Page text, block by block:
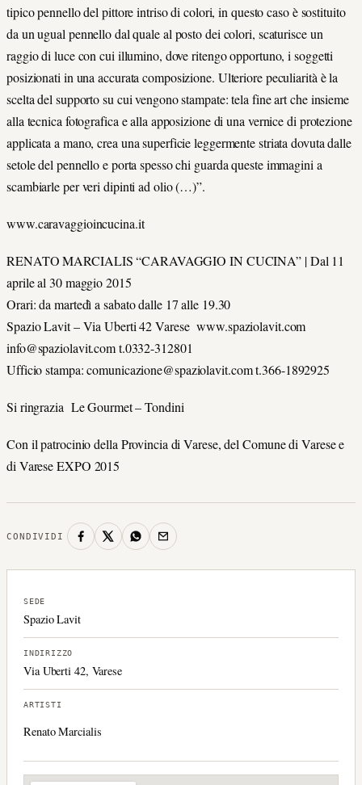
tipico pennello del pittore intriso di colori, in questo caso è sostituito
da un ugual pennello dal quale al posto dei colori, scaturisce un
raggio di luce con cui illumino, dove ritengo opportuno, i soggetti
posizionati in una accurata composizione. Ulteriore peculiarità è la
scelta del supporto su cui vengono stampate: tela fine art che insieme
alla tecnica fotografica e alla apposizione di una vernice di protezione
applicata a mano, crea una superficie leggermente striata dovuta dalle
setole del pennello e porta spesso chi guarda queste immagini a
scambiarle per veri dipinti ad olio (…)”.
www.caravaggioincucina.it
RENATO MARCIALIS “CARAVAGGIO IN CUCINA” | Dal 11
aprile al 30 maggio 2015
Orari: da martedì a sabato dalle 17 alle 19.30
Spazio Lavit – Via Uberti 42 Varese www.spaziolavit.com
info@spaziolavit.com t.0332-312801
Ufficio stampa: comunicazione@spaziolavit.com t.366-1892925
Si ringrazia Le Gourmet – Tondini
Con il patrocinio della Provincia di Varese, del Comune di Varese e
di Varese EXPO 2015
CONDIVIDI
SEDE
Spazio Lavit
INDIRIZZO
Via Uberti 42, Varese
ARTISTI
Renato Marcialis